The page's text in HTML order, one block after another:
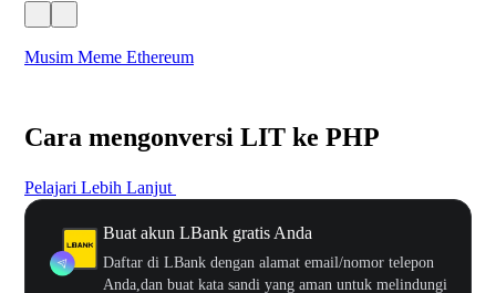
Musim Meme Ethereum
Cara mengonversi LIT ke PHP
Pelajari Lebih Lanjut
Buat akun LBank gratis Anda
Daftar di LBank dengan alamat email/nomor telepon
Anda,dan buat kata sandi yang aman untuk melindungi